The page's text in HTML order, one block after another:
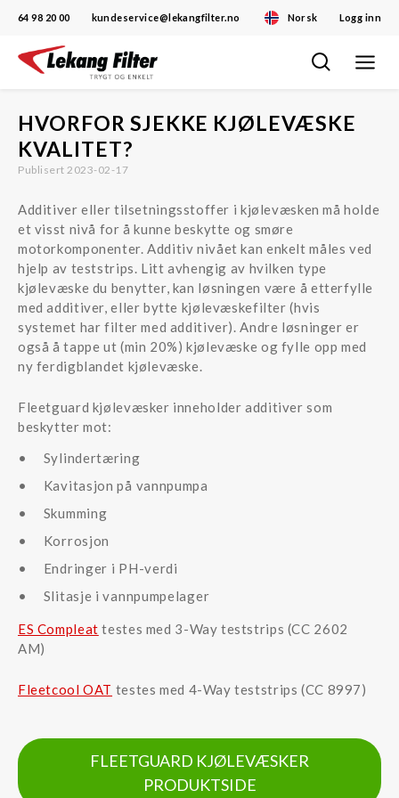
Norsk Logg inn
64 98 20 00 kundeservice@lekangfilter.no
Skip
content
Toggle
HVORFOR SJEKKE KJØLEVÆSKE
KVALITET?
Publisert 2023-02-17
Additiver eller tilsetningsstoffer i kjølevæsken må holde
et visst nivå for å kunne beskytte og smøre
motorkomponenter. Additiv nivået kan enkelt måles ved
hjelp av teststrips. Litt avhengig av hvilken type
kjølevæske du benytter, kan løsningen være å etterfylle
med additiver, eller bytte kjølevæskefilter (hvis
systemet har filter med additiver). Andre løsninger er
også å tappe ut (min 20%) kjølevæske og fylle opp med
ny ferdigblandet kjølevæske.
Fleetguard kjølevæsker inneholder additiver som
beskytter mot:
Sylindertæring
Kavitasjon på vannpumpa
Skumming
Korrosjon
Endringer i PH-verdi
Slitasje i vannpumpelager
ES Compleat testes med 3-Way teststrips (CC 2602
AM)
Fleetcool OAT testes med 4-Way teststrips (CC 8997)
FLEETGUARD KJØLEVÆSKER
PRODUKTSIDE